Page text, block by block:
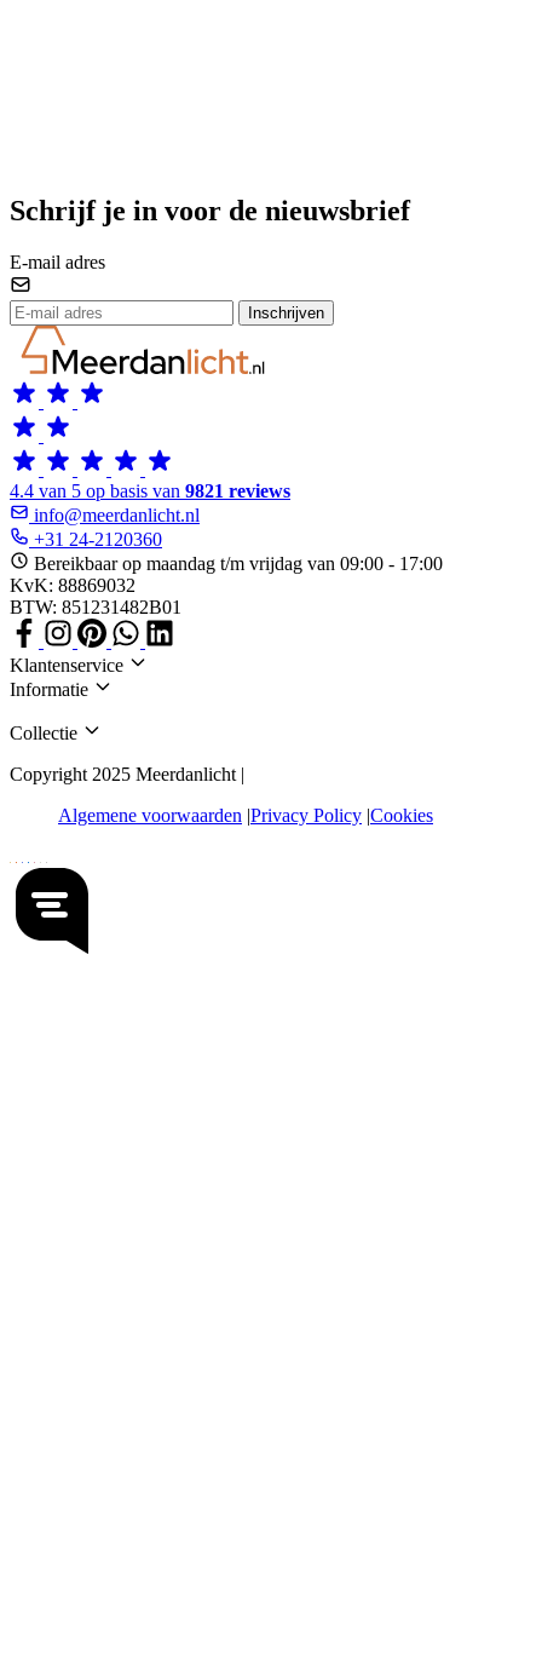
Schrijf je in voor de nieuwsbrief
E-mail adres
Inschrijven
4.4 van 5 op basis van 9821 reviews
info@meerdanlicht.nl
+31 24-2120360
Bereikbaar op maandag t/m vrijdag van 09:00 - 17:00
KvK: 88869032
BTW: 851231482B01
Klantenservice
Informatie
Collectie
Copyright 2025 Meerdanlicht |
Algemene voorwaarden Privacy Policy Cookies